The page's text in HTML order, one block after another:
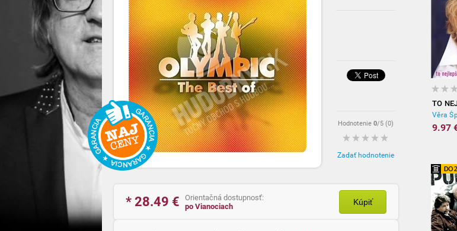
Hodnotenie 0/5 (0)
Zadať hodnotenie
* 28.49 €
Orientačná dostupnosť:
po Vianociach
Kúpiť
TO
Věra
9.97